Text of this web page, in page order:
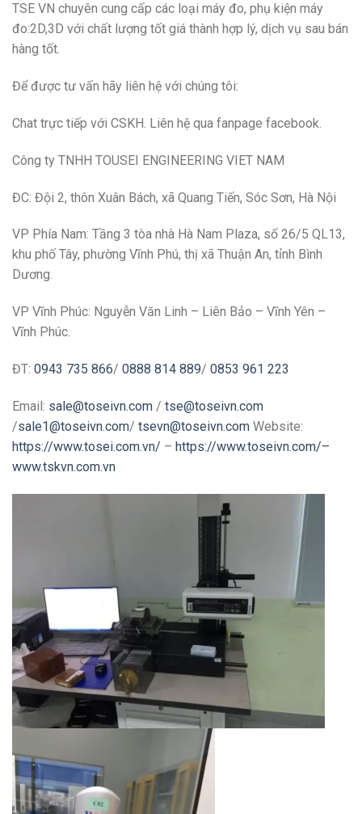
TSE VN chuyên cung cấp các loại máy đo, phụ kiện máy
đo:2D,3D với chất lượng tốt giá thành hợp lý, dịch vụ sau bán
hàng tốt.
Để được tư vấn hãy liên hệ với chúng tôi:
Chat trực tiếp với CSKH. Liên hệ qua fanpage facebook.
Công ty TNHH TOUSEI ENGINEERING VIET NAM
ĐC: Đội 2, thôn Xuân Bách, xã Quang Tiến, Sóc Sơn, Hà Nội
VP Phía Nam: Tầng 3 tòa nhà Hà Nam Plaza, số 26/5 QL13,
khu phố Tây, phường Vĩnh Phú, thị xã Thuận An, tỉnh Bình
Dương.
VP Vĩnh Phúc: Nguyễn Văn Linh – Liên Bảo – Vĩnh Yên –
Vĩnh Phúc.
ĐT: 0943 735 866/ 0888 814 889/ 0853 961 223
Email: sale@toseivn.com / tse@toseivn.com
/sale1@toseivn.com/ tsevn@toseivn.com Website:
https://www.tosei.com.vn/ – https://www.toseivn.com/–
www.tskvn.com.vn